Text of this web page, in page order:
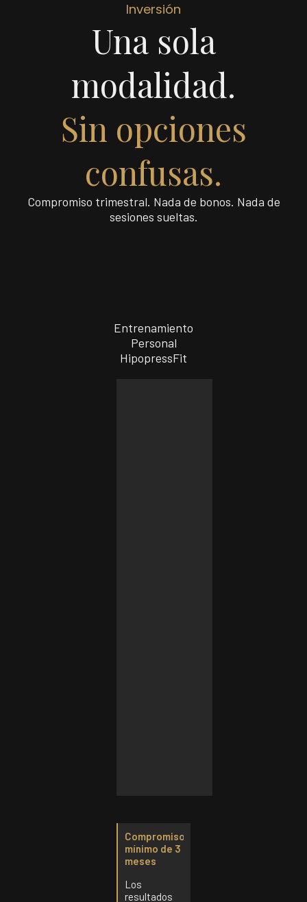
Inversión
Una sola
modalidad.
Sin opciones
confusas.
Compromiso trimestral. Nada de bonos. Nada de
sesiones sueltas.
Entrenamiento
Personal
HipopressFit
Compromiso
mínimo de 3
meses
Los
resultados